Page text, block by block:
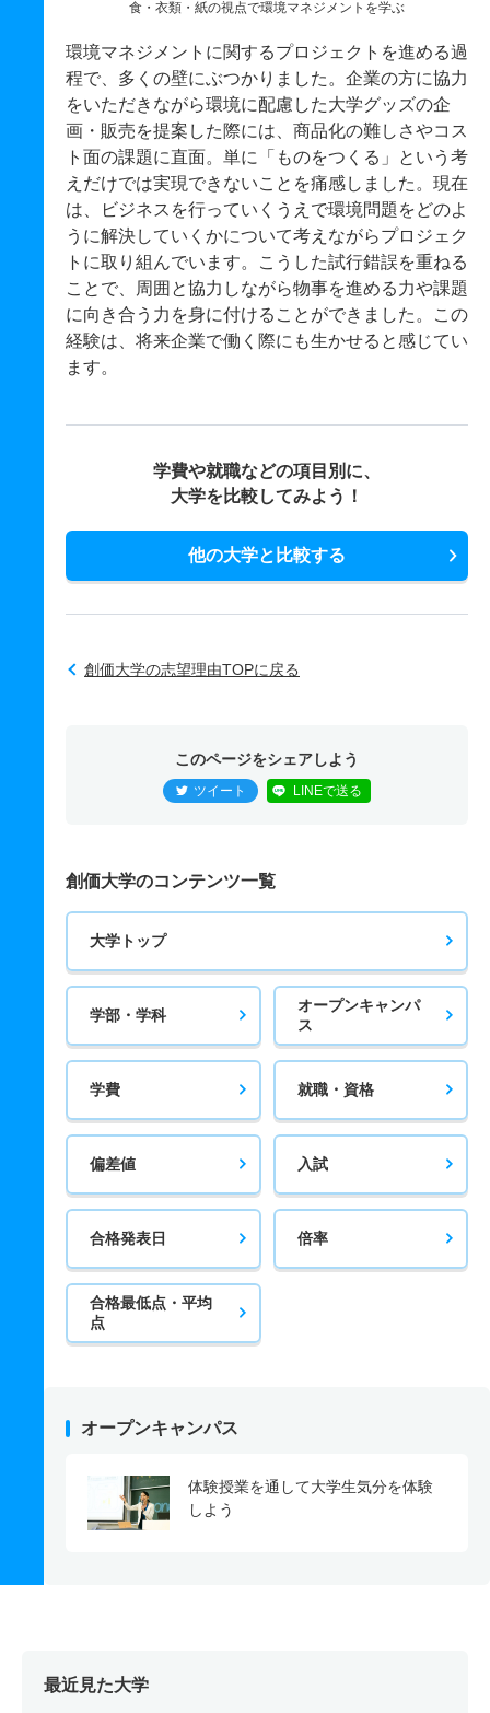
食・衣類・紙の視点で環境マネジメントを学ぶ
環境マネジメントに関するプロジェクトを進める過
程で、多くの壁にぶつかりました。企業の方に協力
をいただきながら環境に配慮した大学グッズの企
画・販売を提案した際には、商品化の難しさやコス
ト面の課題に直面。単に「ものをつくる」という考
えだけでは実現できないことを痛感しました。現在
は、ビジネスを行っていくうえで環境問題をどのよ
うに解決していくかについて考えながらプロジェク
トに取り組んでいます。こうした試行錯誤を重ねる
ことで、周囲と協力しながら物事を進める力や課題
に向き合う力を身に付けることができました。この
経験は、将来企業で働く際にも生かせると感じてい
ます。
学費や就職などの項目別に、
大学を比較してみよう！
他の大学と比較する
創価大学の志望理由TOPに戻る
このページをシェアしよう
ツイート LINEで送る
創価大学のコンテンツ一覧
大学トップ
学部・学科
オープンキャンパ
ス
学費 就職・資格
偏差値 入試
合格発表日 倍率
合格最低点・平均
点
オープンキャンパス
体験授業を通して大学生気分を体験
しよう
最近見た大学